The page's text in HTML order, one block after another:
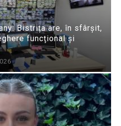
Bistrița are, în sfârșit,
funcțional și